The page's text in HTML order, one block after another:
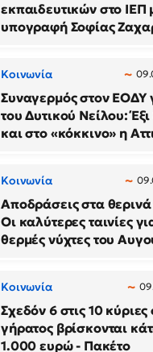
εκπαιδευτικών στο ΙΕΠ
υπογραφή Σοφίας
Κοινωνία
Συναγερμός στον ΕΟΔΥ
του Δυτικού Νείλου:
και στο «κόκκινο» η
Κοινωνία
Αποδράσεις στα
Οι καλύτερες ταινίες
θερμές νύχτες του
Κοινωνία
Σχεδόν 6 στις 10 κύριες
γήρατος βρίσκονται
1.000 ευρώ - Πακέτο